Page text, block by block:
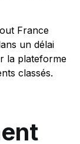
France
un délai
la plateforme
classés.